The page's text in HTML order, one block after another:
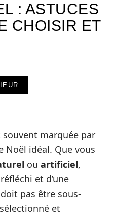
: ASTUCES
CHOISIR ET
marquée par
Noël idéal. Que vous
ou artificiel,
et d’une
pas être sous-
et